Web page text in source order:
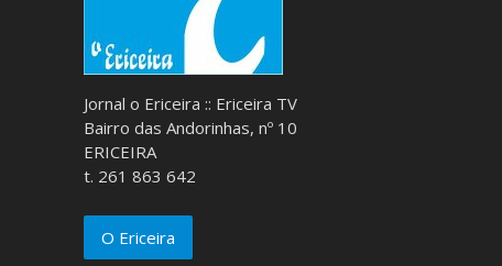
Jornal o Ericeira :: Ericeira TV
Bairro das Andorinhas, nº 10
ERICEIRA
t. 261 863 642
O Ericeira